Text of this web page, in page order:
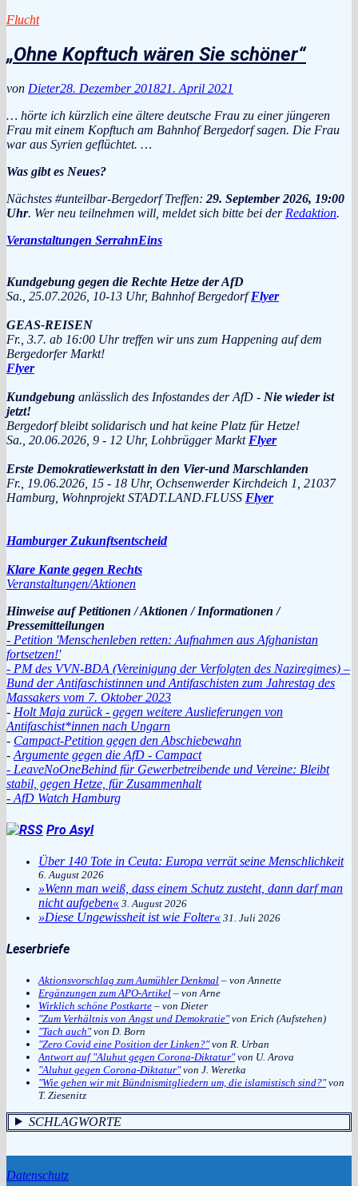
Flucht
„Ohne Kopftuch wären Sie schöner“
von Dieter28. Dezember 201821. April 2021
… hörte ich kürzlich eine ältere deutsche Frau zu einer jüngeren
Frau mit einem Kopftuch am Bahnhof Bergedorf sagen. Die Frau
war aus Syrien geflüchtet. …
Was gibt es Neues?
Nächstes #unteilbar-Bergedorf Treffen: 29. September 2026, 19:00
Uhr. Wer neu teilnehmen will, meldet sich bitte bei der Redaktion.
Veranstaltungen SerrahnEins
Kundgebung gegen die Rechte Hetze der AfD
Sa., 25.07.2026, 10-13 Uhr, Bahnhof BergedorfFlyer
GEAS-REISEN
Fr., 3.7. ab 16:00 Uhr treffen wir uns zum Happening auf dem
Bergedorfer Markt!
Flyer
Kundgebung anlässlich des Infostandes der AfD - Nie wieder ist
jetzt!
Bergedorf bleibt solidarisch und hat keine Platz für Hetze!
Sa., 20.06.2026, 9 - 12 Uhr, Lohbrügger Markt Flyer
Erste Demokratiewerkstatt in den Vier-und Marschlanden
Fr., 19.06.2026, 15 - 18 Uhr, Ochsenwerder Kirchdeich 1, 21037
Hamburg, Wohnprojekt STADT.LAND.FLUSS Flyer
Hamburger Zukunftsentscheid
Klare Kante gegen Rechts
Veranstaltungen/Aktionen
Hinweise auf Petitionen / Aktionen / Informationen /
Pressemitteilungen
- Petition 'Menschenleben retten: Aufnahmen aus Afghanistan
fortsetzen!'
- PM des VVN-BDA (Vereinigung der Verfolgten des Naziregimes) –
Bund der Antifaschistinnen und Antifaschisten zum Jahrestag des
Massakers vom 7. Oktober 2023
- Holt Maja zurück - gegen weitere Auslieferungen von
Antifaschist*innen nach Ungarn
- Campact-Petition gegen den Abschiebewahn
- Argumente gegen die AfD - Campact
- LeaveNoOneBehind für Gewerbetreibende und Vereine: Bleibt
stabil, gegen Hetze, für Zusammenhalt
- AfD Watch Hamburg
Pro Asyl
Über 140 Tote in Ceuta: Europa verrät seine Menschlichkeit
6. August 2026
»Wenn man weiß, dass einem Schutz zusteht, dann darf man
nicht aufgeben« 3. August 2026
»Diese Ungewissheit ist wie Folter« 31. Juli 2026
Leserbriefe
Aktionsvorschlag zum Aumühler Denkmal – von Annette
Ergänzungen zum APO-Artikel – von Arne
Wirklich schöne Postkarte – von Dieter
"Zum Verhältnis von Angst und Demokratie"von Erich (Aufstehen)
"Tach auch"von D. Born
"Zero Covid eine Position der Linken?"von R. Urban
Antwort auf "Aluhut gegen Corona-Diktatur"von U. Arova
"Aluhut gegen Corona-Diktatur"von J. Weretka
"Wie gehen wir mit Bündnismitgliedern um, die islamistisch sind?"von
T. Ziesenitz
SCHLAGWORTE
Datenschutz